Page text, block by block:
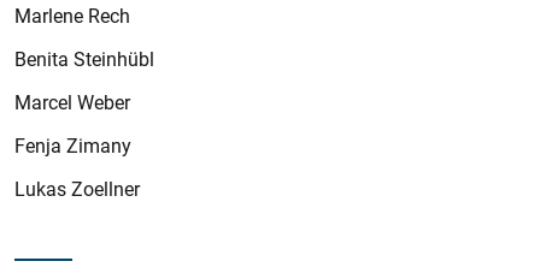
Marlene Rech
Benita Steinhübl
Marcel Weber
Fenja Zimany
Lukas Zoellner